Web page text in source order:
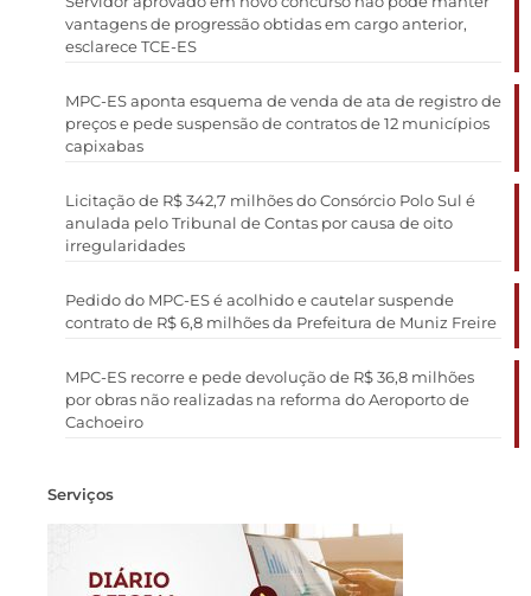
vantagens de progressão obtidas em cargo anterior,
esclarece TCE-ES
MPC-ES aponta esquema de venda de ata de registro de
preços e pede suspensão de contratos de 12 municípios
capixabas
Licitação de R$ 342,7 milhões do Consórcio Polo Sul é
anulada pelo Tribunal de Contas por causa de oito
irregularidades
Pedido do MPC-ES é acolhido e cautelar suspende
contrato de R$ 6,8 milhões da Prefeitura de Muniz Freire
MPC-ES recorre e pede devolução de R$ 36,8 milhões
por obras não realizadas na reforma do Aeroporto de
Cachoeiro
Serviços